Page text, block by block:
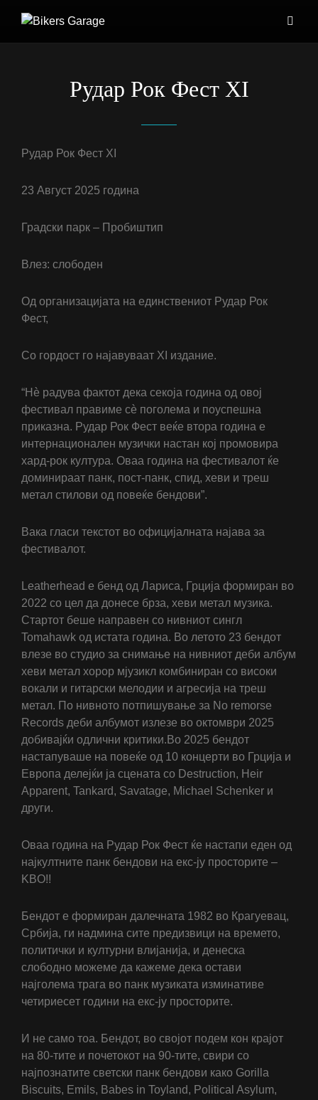
Рудар Рок Фест XI
Рудар Рок Фест XI
23 Август 2025 година
Градски парк – Пробиштип
Влез: слободен
Од организацијата на единствениот Рудар Рок
Фест,
Со гордост го најавуваат ХI издание.
“Нѐ радува фактот дека секоја година од овој
фестивал правиме сѐ поголема и поуспешна
приказна. Рудар Рок Фест веќе втора година е
интернационален музички настан кој промовира
хард-рок култура. Оваа година на фестивалот ќе
доминираат панк, пост-панк, спид, хеви и треш
метал стилови од повеќе бендови”.
Вака гласи текстот во официјалната најава за
фестивалот.
Leatherhead е бенд од Лариса, Грција формиран во
2022 со цел да донесе брза, хеви метал музика.
Стартот беше направен со нивниот сингл
Tomahawk од истата година. Во летото 23 бендот
влезе во студио за снимање на нивниот деби албум
хеви метал хорор мјузикл комбиниран со високи
вокали и гитарски мелодии и агресија на треш
метал. По нивното потпишување за No remorse
Records деби албумот излезе во октомври 2025
добивајќи одлични критики.Во 2025 бендот
настапуваше на повеќе од 10 концерти во Грција и
Европа делејќи ја сцената со Destruction, Heir
Apparent, Tankard, Savatage, Michael Schenker и
други.
Оваа година на Рудар Рок Фест ќе настапи еден од
најкултните панк бендови на екс-ју просторите –
KBO!!
Бендот е формиран далечната 1982 во Крагуевац,
Србија, ги надмина сите предизвици на времето,
политички и културни влијанија, и денеска
слободно можеме да кажеме дека остави
најголема трага во панк музиката изминативе
четириесeт години на екс-ју просторите.
И не само тоа. Бендот, во својот подем кон крајот
на 80-тите и почетокот на 90-тите, свири сo
најпознатите светски панк бендови како Gorilla
Biscuits, Emils, Babes in Toyland, Political Asylum,